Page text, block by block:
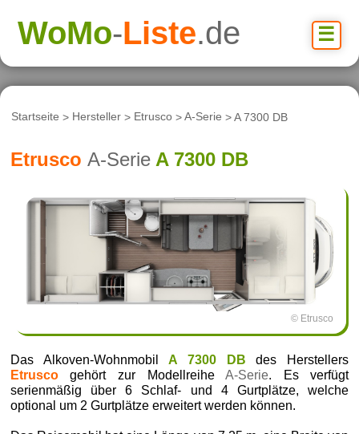
☰
WoMo-Liste.de
Startseite > Hersteller > Etrusco >A-Serie > A 7300 DB
Etrusco A-Serie A 7300 DB
© Etrusco
Das Alkoven-WohnmobilA 7300 DB des Herstellers
Etruscogehört zur ModellreiheA-Serie. Es verfügt
serienmäßig über 6 Schlaf- und 4 Gurtplätze, welche
optional um 2 Gurtplätze erweitert werden können.